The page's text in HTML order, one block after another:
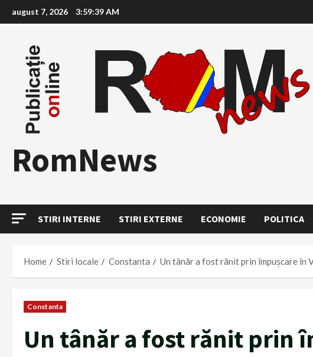
to
august 7, 2026 3:59:40 AM
RomNews
STIRI INTERNE STIRI EXTERNE ECONOMIE POLITICA
Home Stiri locale Constanta Un tânăr a fost rănit prin împușcare în
Constanta
Un tânăr a fost rănit prin